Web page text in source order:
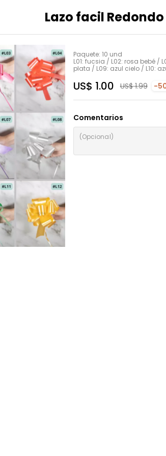
Lazo facil Redondo
Paquete: 10 und
L01: fucsia / L02: rosa bebé /
plata / L09: azul cielo / L10:
US$ 1.00 US$ 1.99 -
Comentarios